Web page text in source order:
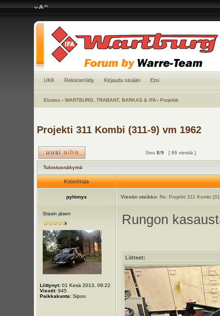
UKK Rekisteröidy Kirjaudu sisään Etsi
Etusivu ‹ WARTBURG, TRABANT, BARKAS & IFA ‹ Projektit
Projekti 311 Kombi (311-9) vm 1962
Sivu 8/9[ 86 viestiä ]
Tulostusnäkymä
Kirjoittaja
pyhimys Viestin otsikko:Re: Projekti 311 Kombi
Stasin jäsen
Liittynyt:01 Kesä 2013, 09:22
Viestit:945
Paikkakunta:Sipoo
Rungon
Liitteet: